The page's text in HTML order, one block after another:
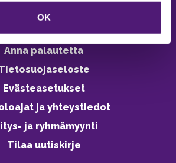
OK
Ympäristöohjelma
työpaikat
Anna palautetta
Evästeasetukset
ja yhteystiedot
ja ryhmämyynti
Tilaa uutiskirje